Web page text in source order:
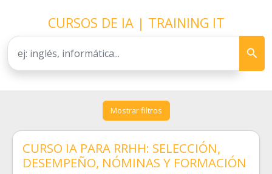
CURSOS DE IA | TRAINING IT
Mostrar filtros
CURSO IA PARA RRHH: SELECCIÓN,
DESEMPEÑO, NÓMINAS Y FORMACIÓN